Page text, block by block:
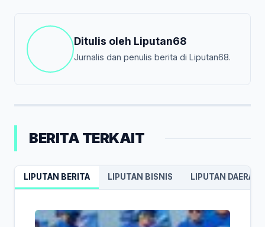
Ditulis oleh Liputan68
Jurnalis dan penulis berita di Liputan68.
BERITA TERKAIT
LIPUTAN BERITA LIPUTAN BISNIS LIPUTAN DAERAH